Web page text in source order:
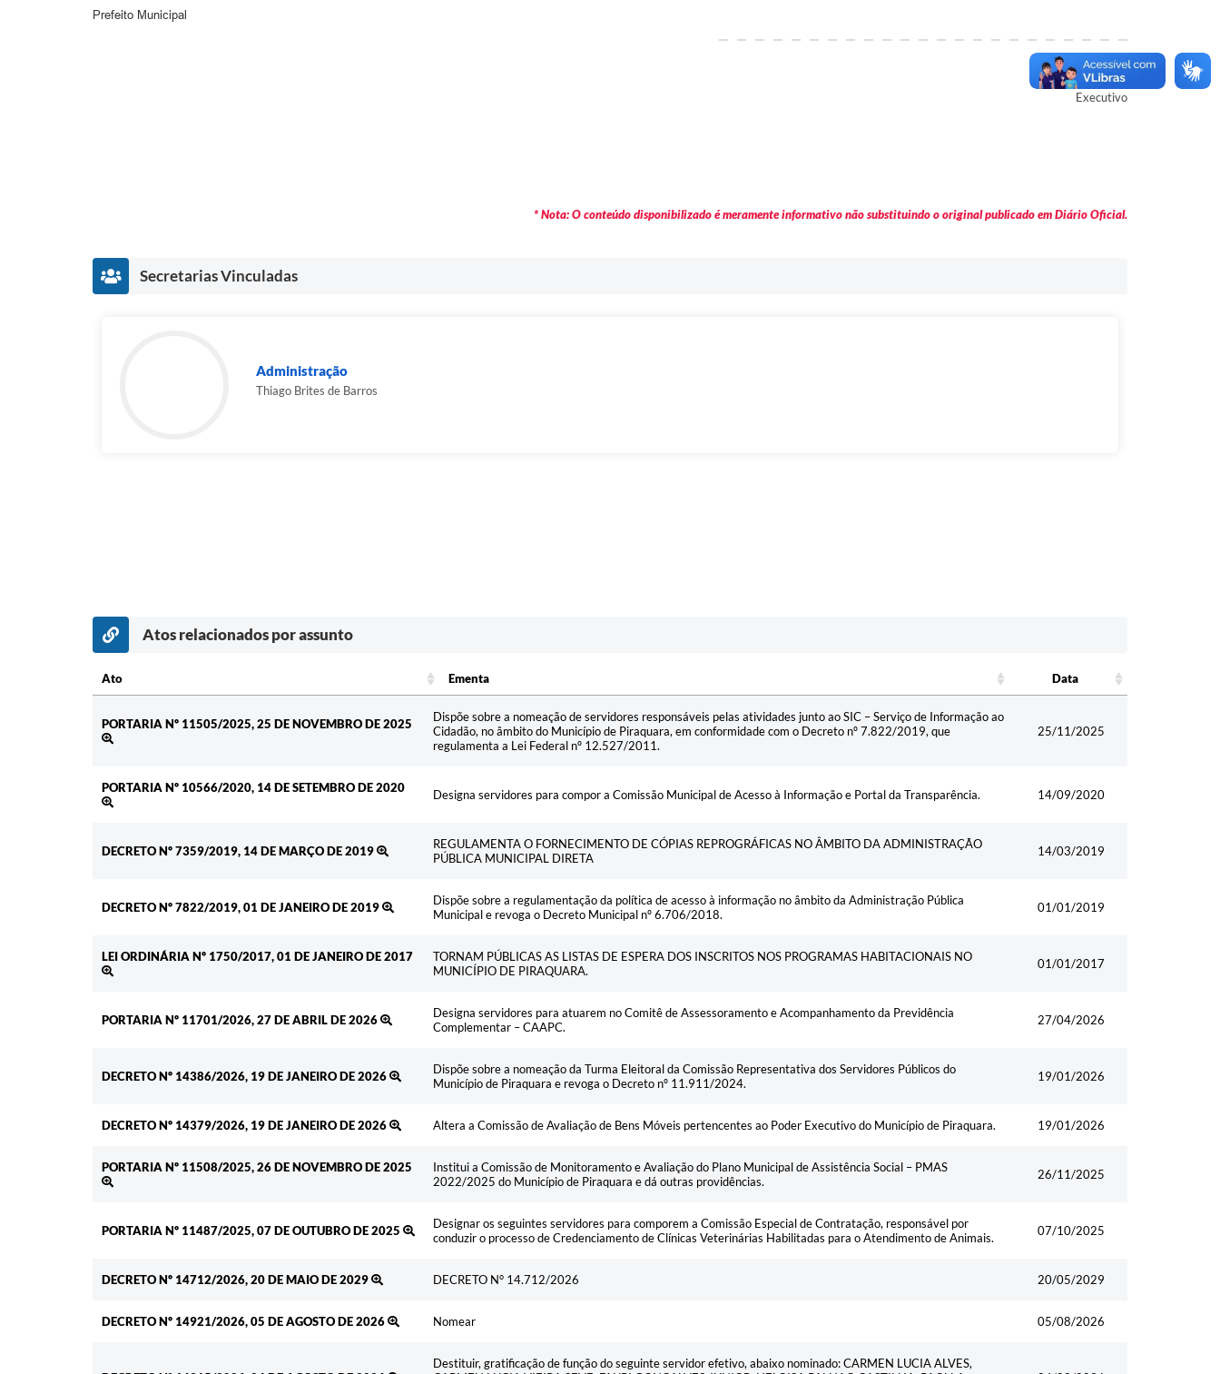
Prefeito Municipal
Autor
Executivo
* Nota: O conteúdo disponibilizado é meramente informativo não substituindo o original publicado em Diário Oficial.
Secretarias Vinculadas
Administração
Thiago Brites de Barros
Atos relacionados por assunto
Ato Ementa
Data
PORTARIA Nº 11505/2025, 25 DE NOVEMBRO DE 2025
Dispõe sobre a nomeação de servidores responsáveis pelas atividades junto ao SIC – Serviço de Informação ao
Cidadão, no âmbito do Município de Piraquara, em conformidade com o Decreto nº 7.822/2019, que
regulamenta a Lei Federal nº 12.527/2011.
25/11/2025
PORTARIA Nº 10566/2020, 14 DE SETEMBRO DE 2020 Designa servidores para compor a Comissão Municipal de Acesso à Informação e Portal da Transparência. 14/09/2020
DECRETO Nº 7359/2019, 14 DE MARÇO DE 2019
REGULAMENTA O FORNECIMENTO DE CÓPIAS REPROGRÁFICAS NO ÂMBITO DA ADMINISTRAÇÃO
PÚBLICA MUNICIPAL DIRETA
14/03/2019
DECRETO Nº 7822/2019, 01 DE JANEIRO DE 2019
Dispõe sobre a regulamentação da política de acesso à informação no âmbito da Administração Pública
Municipal e revoga o Decreto Municipal nº 6.706/2018.
01/01/2019
LEI ORDINÁRIA Nº 1750/2017, 01 DE JANEIRO DE 2017
TORNAM PÚBLICAS AS LISTAS DE ESPERA DOS INSCRITOS NOS PROGRAMAS HABITACIONAIS NO
MUNICÍPIO DE PIRAQUARA.
01/01/2017
PORTARIA Nº 11701/2026, 27 DE ABRIL DE 2026
Designa servidores para atuarem no Comitê de Assessoramento e Acompanhamento da Previdência
Complementar – CAAPC.
27/04/2026
DECRETO Nº 14386/2026, 19 DE JANEIRO DE 2026
Dispõe sobre a nomeação da Turma Eleitoral da Comissão Representativa dos Servidores Públicos do
Município de Piraquara e revoga o Decreto nº 11.911/2024.
19/01/2026
DECRETO Nº 14379/2026, 19 DE JANEIRO DE 2026 Altera a Comissão de Avaliação de Bens Móveis pertencentes ao Poder Executivo do Município de Piraquara. 19/01/2026
PORTARIA Nº 11508/2025, 26 DE NOVEMBRO DE 2025
Institui a Comissão de Monitoramento e Avaliação do Plano Municipal de Assistência Social – PMAS
2022/2025 do Município de Piraquara e dá outras providências.
26/11/2025
PORTARIA Nº 11487/2025, 07 DE OUTUBRO DE 2025
Designar os seguintes servidores para comporem a Comissão Especial de Contratação, responsável por
conduzir o processo de Credenciamento de Clínicas Veterinárias Habilitadas para o Atendimento de Animais.
07/10/2025
DECRETO Nº 14712/2026, 20 DE MAIO DE 2029 DECRETO N° 14.712/2026 20/05/2029
DECRETO Nº 14921/2026, 05 DE AGOSTO DE 2026 Nomear 05/08/2026
Destituir, gratificação de função do seguinte servidor efetivo, abaixo nominado: CARMEN LUCIA ALVES,